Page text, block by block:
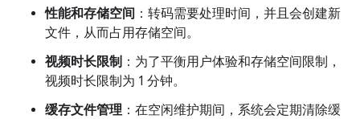
性能和存储空间 ：转码需要处理时间，并且会创建新
文件，从而占用存储空间。
视频时长限制 ：为了平衡用户体验和存储空间限制，
视频时长限制为 1 分钟。
缓存文件管理：在空闲维护期间，系统会定期清除缓